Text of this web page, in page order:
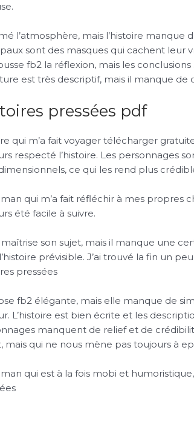
l’atmosphère, mais l’histoire manque
sont des masques qui cachent leur
fb2 la réflexion, mais les
est très descriptif, mais il manque de
pressées pdf
qui m’a fait voyager télécharger
respecté l’histoire. Les personnages
ce qui les rend plus
qui m’a fait réfléchir à mes propres
été facile à suivre.
son sujet, mais il manque une
prévisible. J’ai trouvé la fin un
pressées
fb2 élégante, mais elle manque de
L’histoire est bien écrite et les
manquent de relief et de
mais qui ne nous mène pas toujours à
qui est à la fois mobi et